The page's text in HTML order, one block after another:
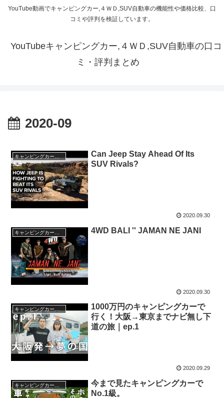
YouTube動画でキャンピングカー,４ＷＤ,SUV自動車の機能性や価格比較、口
コミや評判を検証しています。
YouTubeキャンピングカー,４ＷＤ,SUV自動車の口コ
ミ・評判まとめ
2020-09
Can Jeep Stay Ahead Of Its
SUV Rivals?
2020.09.30
キャンピングカー・SUV人気車種 4WD BALI '' JAMAN NE JANI
2020.09.30
1000万円のキャンピングカーで
行く！大阪→東京までナビ無し下
道の旅｜ep.1
2020.09.29
今まで見たキャンピングカーで
No.1級。